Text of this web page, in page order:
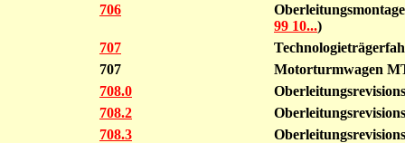
706
99 10...)
707
707
Motorturmwagen
708.0
708.2
708.3